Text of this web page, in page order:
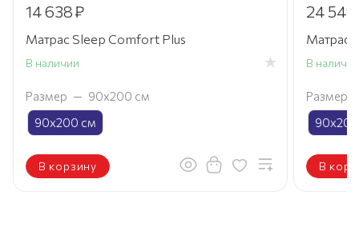
14 638₽
Матрас Sleep Comfort Plus
В наличии
Размер — 90х200 см
90х200 см
В корзину
24 549
Матрас
В наличии
Размер
В